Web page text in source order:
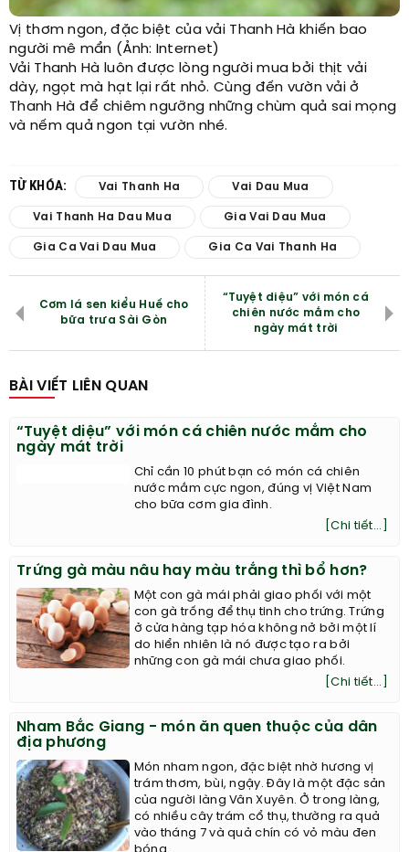
Vị thơm ngon, đặc biệt của vải Thanh Hà khiến bao
người mê mẩn (Ảnh: Internet)
Vải Thanh Hà luôn được lòng người mua bởi thịt vải
dày, ngọt mà hạt lại rất nhỏ. Cùng đến vườn vải ở
Thanh Hà để chiêm ngưỡng những chùm quả sai mọng
và nếm quả ngon tại vườn nhé.
TỪ KHÓA: Vai Thanh Ha Vai Dau Mua
Vai Thanh Ha Dau Mua Gia Vai Dau Mua
Gia Ca Vai Dau Mua Gia Ca Vai Thanh Ha
Cơm lá sen kiểu Huế cho
bữa trưa Sài Gòn
“Tuyệt diệu” với món cá
chiên nước mắm cho
ngày mát trời
BÀI VIẾT LIÊN QUAN
“Tuyệt diệu” với món cá chiên nước mắm cho
ngày mát trời
Chỉ cần 10 phút bạn có món cá chiên
nước mắm cực ngon, đúng vị Việt Nam
cho bữa cơm gia đình.
[Chi tiết...]
Trứng gà màu nâu hay màu trắng thì bổ hơn?
Một con gà mái phải giao phối với một
con gà trống để thụ tinh cho trứng. Trứng
ở cửa hàng tạp hóa không nở bởi một lí
do hiển nhiên là nó được tạo ra bởi
những con gà mái chưa giao phối.
Nham Bắc Giang - món ăn quen thuộc của dân
địa phương
Món nham ngon, đặc biệt nhờ hương vị
trám thơm, bùi, ngậy. Đây là một đặc sản
của người làng Vân Xuyên. Ở trong làng,
có nhiều cây trám cổ thụ, thường ra quả
vào tháng 7 và quả chín có vỏ màu đen